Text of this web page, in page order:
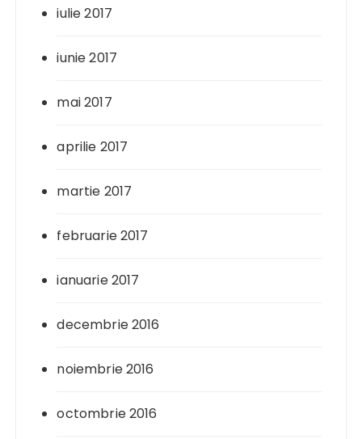
iulie 2017
iunie 2017
mai 2017
aprilie 2017
martie 2017
februarie 2017
ianuarie 2017
decembrie 2016
noiembrie 2016
octombrie 2016